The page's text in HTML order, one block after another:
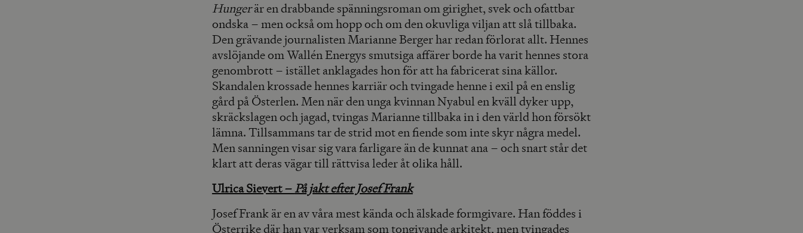
Hungerär en drabbande spänningsroman om girighet, svek och ofattbar
ondska – men också om hopp och om den okuvliga viljan att slå tillbaka.
Den grävande journalisten Marianne Berger har redan förlorat allt. Hennes
avslöjande om Wallén Energys smutsiga affärer borde ha varit hennes stora
genombrott – istället anklagades hon för att ha fabricerat sina källor.
Skandalen krossade hennes karriär och tvingade henne i exil på en enslig
gård på Österlen. Men när den unga kvinnan Nyabul en kväll dyker upp,
skräckslagen och jagad, tvingas Marianne tillbaka in i den värld hon försökt
lämna. Tillsammans tar de strid mot en fiende som inte skyr några medel.
Men sanningen visar sig vara farligare än de kunnat ana – och snart står det
klart att deras vägar till rättvisa leder åt olika håll.
Ulrica Sievert –På jakt efter Josef Frank
Josef Frank är en av våra mest kända och älskade formgivare. Han föddes i
Österrike där han var verksam som tongivande arkitekt, men tvingades